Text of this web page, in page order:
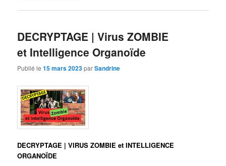
DECRYPTAGE | Virus ZOMBIE
et Intelligence Organoïde
Publié le15 mars 2023parSandrine
DECRYPTAGE | VIRUS ZOMBIE et INTELLIGENCE
ORGANOÏDE